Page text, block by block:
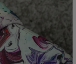
XL XXL XXXL